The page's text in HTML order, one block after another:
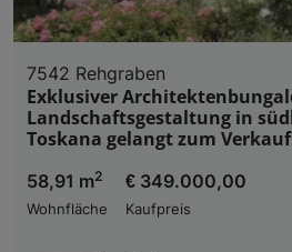
7542 Rehgraben
Exklusiver
Landschaftsgestaltung in
Toskana gelangt zum
58,91 m2
Wohnfläche
€ 349.000,00
Kaufpreis